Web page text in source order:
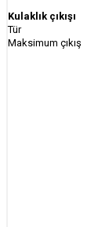
Kulaklık çıkışı
Tür
Maksimum çıkış